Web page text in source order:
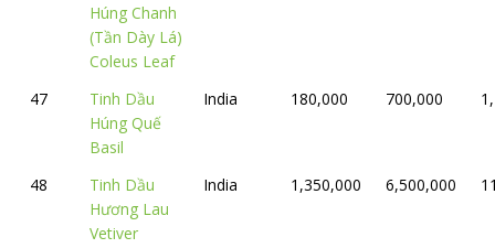
Húng Chanh
(Tần Dày Lá)
Coleus Leaf
47
Tinh Dầu
Húng Quế
Basil
India 180,000 700,000
48
Tinh Dầu
Hương Lau
Vetiver
India 1,350,000 6,500,000